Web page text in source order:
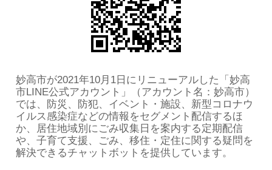
妙高市が2021年10月1日にリニューアルした「妙高
市LINE公式アカウント」（アカウント名：妙高市）
では、防災、防犯、イベント・施設、新型コロナウ
イルス感染症などの情報をセグメント配信するほ
か、居住地域別にごみ収集日を案内する定期配信
や、子育て支援、ごみ、移住・定住に関する疑問を
解決できるチャットボットを提供しています。